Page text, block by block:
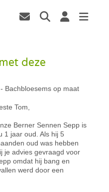
deze
- Bachbloesems op maat
Tom,
Berner Sennen Sepp is
1 jaar oud. Als hij 5
oud was hebben
je advies gevraagd voor
omdat hij bang en
werd door een